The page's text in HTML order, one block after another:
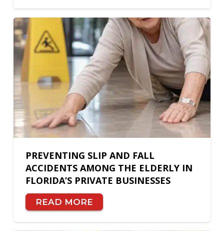
PREVENTING SLIP AND FALL
ACCIDENTS AMONG THE ELDERLY IN
FLORIDA’S PRIVATE BUSINESSES
READ MORE